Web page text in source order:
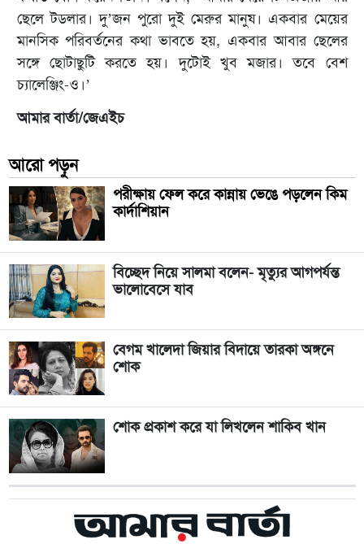
ছেলে টডলার। দু’জন পুরো দুই মেরুর মানুষ। একবার মেয়ের
মানসিক পরিবর্তনের কথা ভাবতে হয়, একবার আবার ছেলের
সঙ্গে ছোটাছুটি করতে হয়। দুটোই খুব মজার। তবে বেশ
চ্যালেঞ্জিং-ও।’
আমার বার্তা/জেএইচ
আরো পড়ুন
পরীক্ষায় ফেল করে কান্নায় ভেঙে পড়লেন কিম
কার্দাশিয়ান
বিচ্ছেদ নিয়ে সালমা বলেন- ‍‌‌‌মৃত্যুর আগপর্যন্ত
ভালোবেসে যাব
বেগম খালেদা জিয়ার বিদায়ে তারকা অঙ্গনে
শোক
শোক প্রকাশ করে যা লিখলেন শাকিব খান